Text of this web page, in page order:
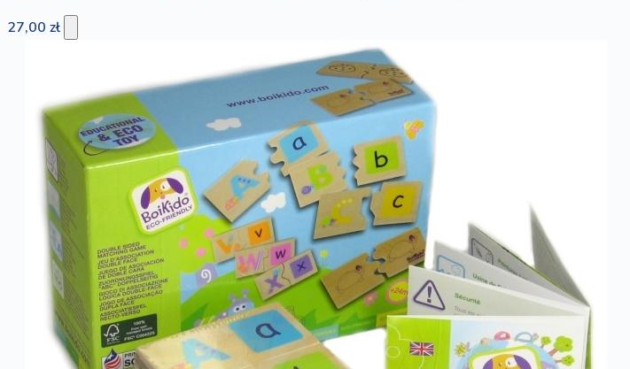
27,00 zł